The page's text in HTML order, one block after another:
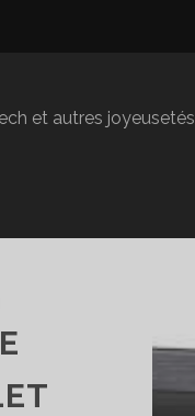
et autres joyeusetés